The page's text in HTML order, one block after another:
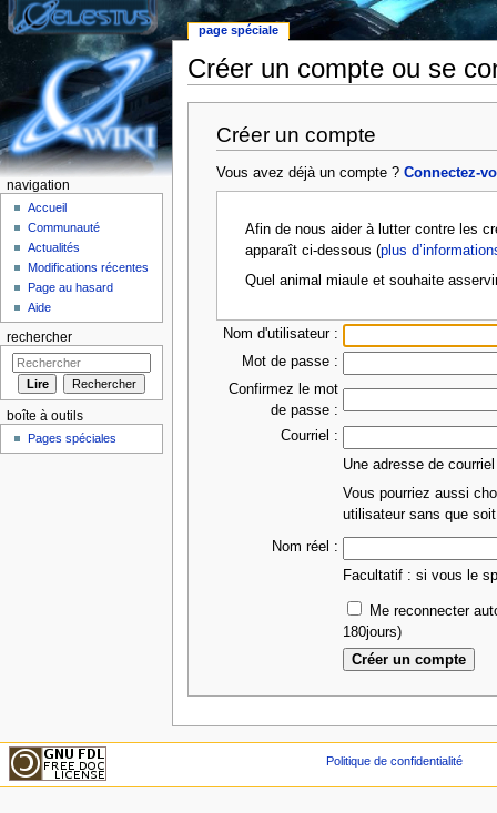
Créer un compte ou se
Créer un compte
Vous avez déjà un compte ?Connectez-
Afin de nous aider à lutter contre les
apparaît ci-dessous (plus
Quel animal miaule et souhaite
Nom d'utilisateur :
Mot de passe :
Confirmez le mot
de passe :
Courriel :
Une adresse de
Vous pourriez aussi
utilisateur sans que
Nom réel :
Facultatif : si vous le
Me reconnecter
180jours)
page spéciale
navigation
Accueil
Communauté
Actualités
Modifications récentes
Page au hasard
Aide
rechercher
boîte à outils
Pages spéciales
Politique de confidentialité